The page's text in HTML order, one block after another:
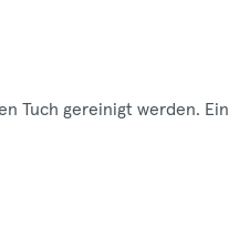
Tuch gereinigt werden. Ein